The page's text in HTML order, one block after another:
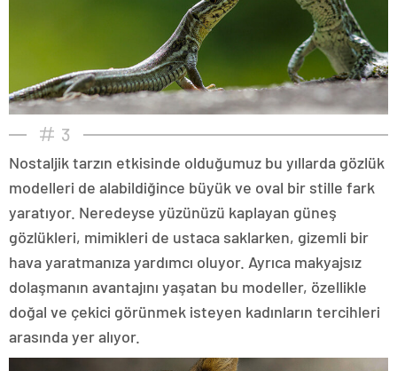
3
Nostaljik tarzın etkisinde olduğumuz bu yıllarda gözlük
modelleri de alabildiğince büyük ve oval bir stille fark
yaratıyor. Neredeyse yüzünüzü kaplayan güneş
gözlükleri, mimikleri de ustaca saklarken, gizemli bir
hava yaratmanıza yardımcı oluyor. Ayrıca makyajsız
dolaşmanın avantajını yaşatan bu modeller, özellikle
doğal ve çekici görünmek isteyen kadınların tercihleri
arasında yer alıyor.